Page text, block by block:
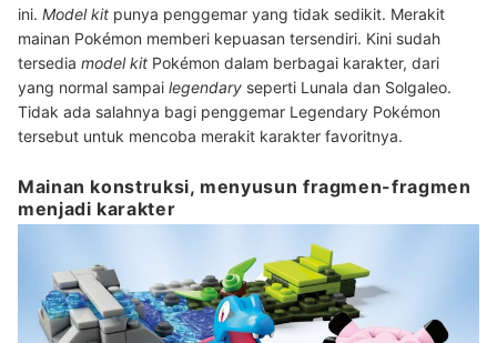
ini. Model kit punya penggemar yang tidak sedikit. Merakit
mainan Pokémon memberi kepuasan tersendiri. Kini sudah
tersedia model kit Pokémon dalam berbagai karakter, dari
yang normal sampai legendary seperti Lunala dan Solgaleo.
Tidak ada salahnya bagi penggemar Legendary Pokémon
tersebut untuk mencoba merakit karakter favoritnya.
Mainan konstruksi, menyusun fragmen-fragmen
menjadi karakter